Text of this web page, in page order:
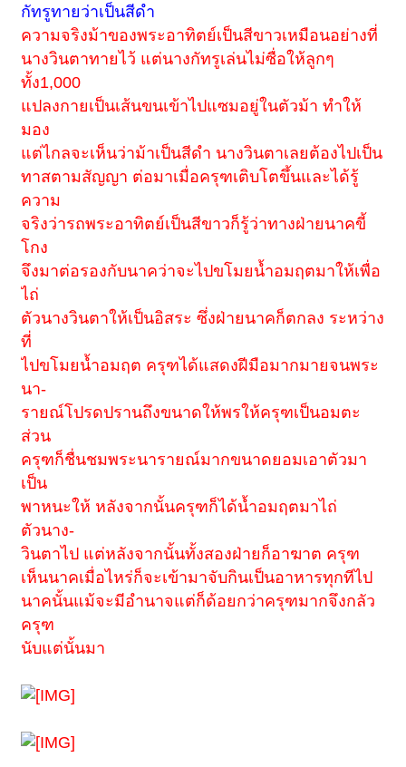
กัทรูทายว่าเป็นสีดำ
ความจริงม้าของพระอาทิตย์เป็นสีขาวเหมือนอย่างที่
นางวินตาทายไว้ แต่นางกัทรูเล่นไม่ซื่อให้ลูกๆ
ทั้ง1,000
แปลงกายเป็นเส้นขนเข้าไปแซมอยู่ในตัวม้า ทำให้
มอง
แต่ไกลจะเห็นว่าม้าเป็นสีดำ นางวินตาเลยต้องไปเป็น
ทาสตามสัญญา ต่อมาเมื่อครุฑเติบโตขึ้นและได้รู้
ความ
จริงว่ารถพระอาทิตย์เป็นสีขาวก็รู้ว่าทางฝ่ายนาคขี้
โกง
จึงมาต่อรองกับนาคว่าจะไปขโมยน้ำอมฤตมาให้เพื่อ
ไถ่
ตัวนางวินตาให้เป็นอิสระ ซึ่งฝ่ายนาคก็ตกลง ระหว่าง
ที่
ไปขโมยน้ำอมฤต ครุฑได้แสดงฝีมือมากมายจนพระ
นา-
รายณ์โปรดปรานถึงขนาดให้พรให้ครุฑเป็นอมตะ
ส่วน
ครุฑก็ชื่นชมพระนารายณ์มากขนาดยอมเอาตัวมา
เป็น
พาหนะให้ หลังจากนั้นครุฑก็ได้น้ำอมฤตมาไถ่
ตัวนาง-
วินตาไป แต่หลังจากนั้นทั้งสองฝ่ายก็อาฆาต ครุฑ
เห็นนาคเมื่อไหร่ก็จะเข้ามาจับกินเป็นอาหารทุกทีไป
นาคนั้นแม้จะมีอำนาจแต่ก็ด้อยกว่าครุฑมากจึงกลัว
ครุฑ
นับแต่นั้นมา